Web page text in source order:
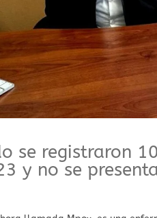
se registraron
y no se